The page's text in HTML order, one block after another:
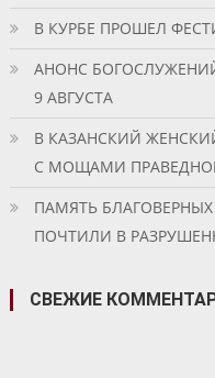
В КУРБЕ ПРОШЕЛ
АНОНС
9 АВГУСТА
В КАЗАНСКИЙ
С МОЩАМИ
ПАМЯТЬ
ПОЧТИЛИ В
СВЕЖИЕ